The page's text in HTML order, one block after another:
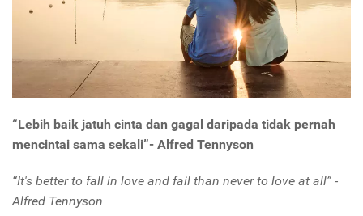
“Lebih baik jatuh cinta dan gagal daripada tidak pernah
mencintai sama sekali”- Alfred Tennyson
“It's better to fall in love and fail than never to love at all” -
Alfred Tennyson